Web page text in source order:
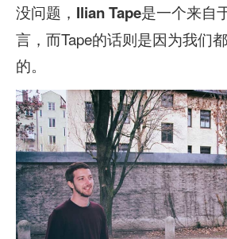
没问题， Ilian Tape是一个来自
言，而Tape的话则是因为我们
的。